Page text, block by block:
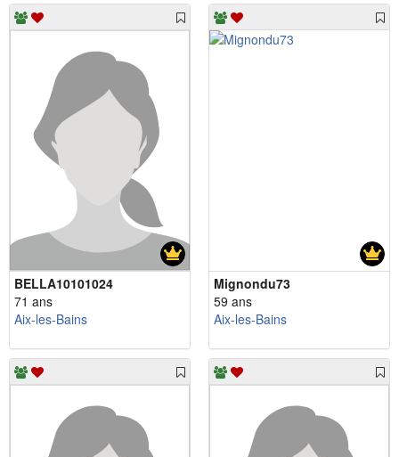
BELLA10101024
71 ans
Aix-les-Bains
Mignondu73
59 ans
Aix-les-Bains